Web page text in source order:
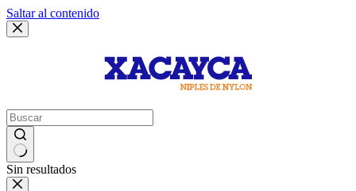
Saltar al contenido
Sin resultados